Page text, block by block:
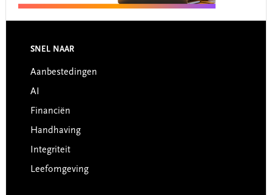
Footer
SNEL NAAR
Aanbestedingen
AI
Financiën
Handhaving
Integriteit
Leefomgeving